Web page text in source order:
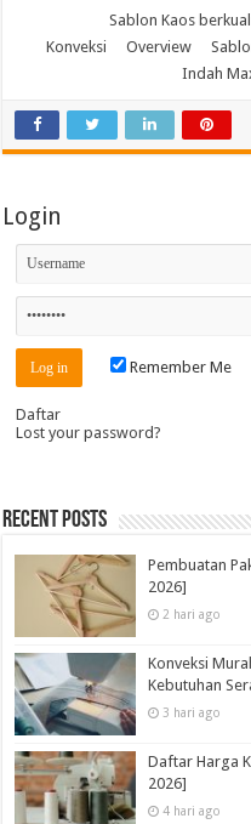
Sablon Kaos
Konveksi
Overview
Indah
Login
Remember Me
Daftar
Lost your password?
Recent Posts
Pembuatan
2026]
2 hari ago
Konveksi
Kebutuhan
3 hari ago
Daftar Harga
2026]
4 hari ago